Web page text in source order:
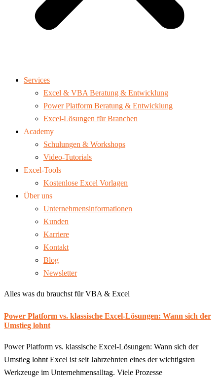
Services
Excel & VBA Beratung & Entwicklung
Power Platform Beratung & Entwicklung
Excel-Lösungen für Branchen
Academy
Schulungen & Workshops
Video-Tutorials
Excel-Tools
Kostenlose Excel Vorlagen
Über uns
Unternehmensinformationen
Kunden
Karriere
Kontakt
Blog
Newsletter
Alles was du brauchst für VBA & Excel
Power Platform vs. klassische Excel-Lösungen: Wann sich der
Umstieg lohnt
Power Platform vs. klassische Excel-Lösungen: Wann sich der
Umstieg lohnt Excel ist seit Jahrzehnten eines der wichtigsten
Werkzeuge im Unternehmensalltag. Viele Prozesse